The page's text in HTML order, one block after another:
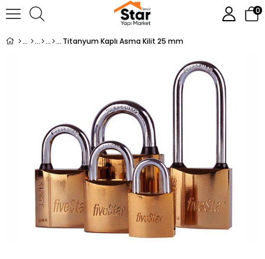
0
Titanyum Kaplı Asma Kilit 25 mm